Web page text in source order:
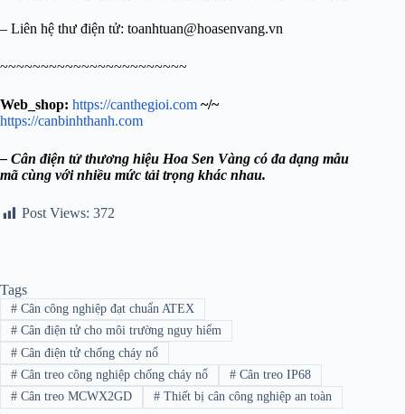
– Liên hệ thư điện tử: toanhtuan@hoasenvang.vn
~~~~~~~~~~~~~~~~~~~~~~~
Web_shop: https://canthegioi.com ~/~
https://canbinhthanh.com
– Cân điện tử thương hiệu Hoa Sen Vàng có đa dạng mẫu
mã cùng với nhiều mức tải trọng khác nhau.
Post Views: 372
Tags
#Cân công nghiệp đạt chuẩn ATEX
#Cân điện tử cho môi trường nguy hiểm
#Cân điện tử chống cháy nổ
#Cân treo công nghiệp chống cháy nổ #Cân treo IP68
#Cân treo MCWX2GD #Thiết bị cân công nghiệp an toàn